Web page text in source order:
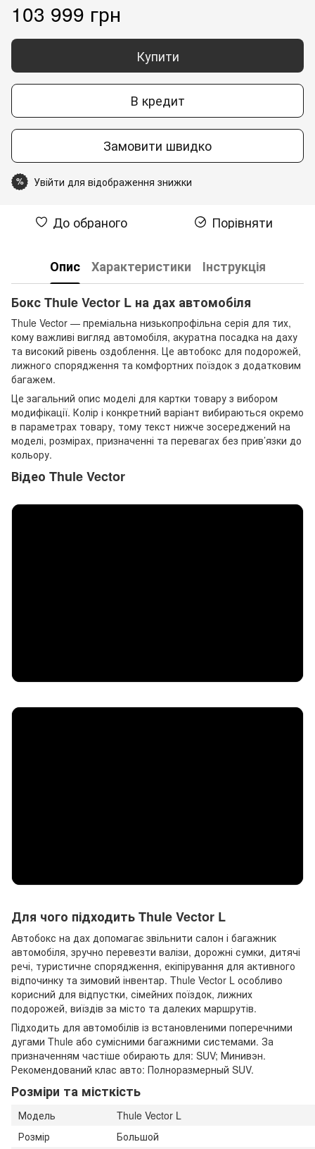
103 999 грн
Купити
В кредит
Замовити швидко
% Увійти для відображення знижки
До обраного Порівняти
Опис Характеристики
Інструкція
Бокс Thule Vector L на дах автомобіля
Thule Vector — преміальна низькопрофільна серія для тих,
кому важливі вигляд автомобіля, акуратна посадка на даху
та високий рівень оздоблення. Це автобокс для подорожей,
лижного спорядження та комфортних поїздок з додатковим
багажем.
Це загальний опис моделі для картки товару з вибором
модифікації. Колір і конкретний варіант вибираються окремо
в параметрах товару, тому текст нижче зосереджений на
моделі, розмірах, призначенні та перевагах без прив’язки до
кольору.
Відео Thule Vector
Для чого підходить Thule Vector L
Автобокс на дах допомагає звільнити салон і багажник
автомобіля, зручно перевезти валізи, дорожні сумки, дитячі
речі, туристичне спорядження, екіпірування для активного
відпочинку та зимовий інвентар. Thule Vector L особливо
корисний для відпустки, сімейних поїздок, лижних
подорожей, виїздів за місто та далеких маршрутів.
Підходить для автомобілів із встановленими поперечними
дугами Thule або сумісними багажними системами. За
призначенням частіше обирають для: SUV; Минивэн.
Рекомендований клас авто: Полноразмерный SUV.
Розміри та місткість
Модель
Thule Vector L
Розмір
Большой